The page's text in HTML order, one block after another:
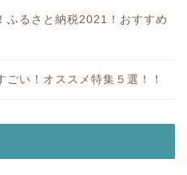
ふるさと納税2021！おすすめ
い！オススメ特集５選！！